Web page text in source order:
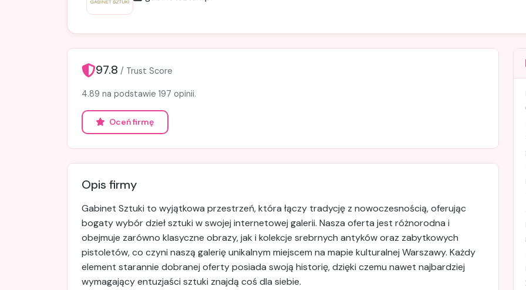
97.8 / Trust Score
4.89 na podstawie 197 opinii.
Oceń firmę
Opis firmy
Gabinet Sztuki to wyjątkowa przestrzeń, która łączy tradycję z nowoczesnością, oferując
bogaty wybór dzieł sztuki w swojej internetowej galerii. Nasza oferta jest różnorodna i
obejmuje zarówno klasyczne obrazy, jak i kolekcje srebrnych antyków oraz zabytkowych
pistoletów, co czyni naszą galerię unikalnym miejscem na mapie kulturalnej Warszawy. Każdy
element starannie dobranej oferty posiada swoją historię, dzięki czemu nawet najbardziej
wymagający entuzjaści sztuki znajdą coś dla siebie.